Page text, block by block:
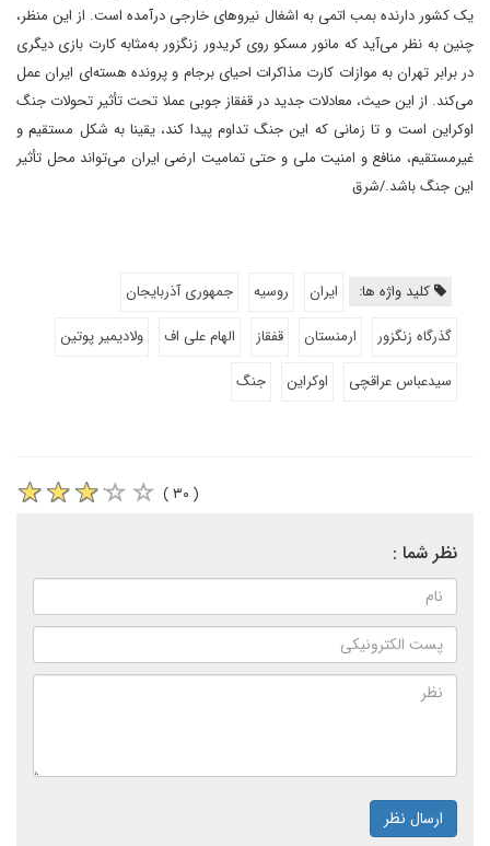
یک کشور دارنده بمب اتمی به اشغال نیروهای خارجی درآمده است. از این منظر،
چنین به نظر می‌آید که مانور مسکو روی کریدور زنگزور به‌مثابه کارت بازی دیگری
در برابر تهران به موازات کارت مذاکرات احیای برجام و پرونده هسته‌ای ایران عمل
می‌کند. از این حیث،‌ معادلات جدید در قفقاز جوبی عملا تحت تأثیر تحولات جنگ
اوکراین است و تا زمانی که این جنگ تداوم پیدا کند، یقینا به شکل مستقیم و
غیرمستقیم، منافع و امنیت ملی و حتی تمامیت ارضی ایران می‌تواند محل تأثیر
این جنگ باشد./شرق
کلید واژه ها: ایران روسیه
جمهوری آذربایجان
گذرگاه زنگزور
ارمنستان قفقاز الهام علی اف
ولادیمیر پوتین
سیدعباس عراقچی
اوکراین جنگ
( ۳۰ )
نظر شما :
ارسال نظر